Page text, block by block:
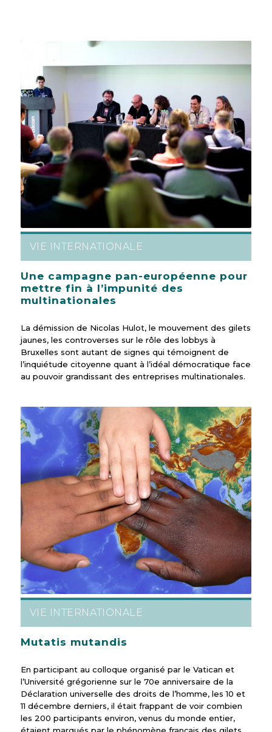
VIE INTERNATIONALE
Une campagne pan-européenne pour
mettre fin à l’impunité des
multinationales
La démission de Nicolas Hulot, le mouvement des gilets
jaunes, les controverses sur le rôle des lobbys à
Bruxelles sont autant de signes qui témoignent de
l’inquiétude citoyenne quant à l’idéal démocratique face
au pouvoir grandissant des entreprises multinationales.
VIE INTERNATIONALE
Mutatis mutandis
En participant au colloque organisé par le Vatican et
l’Université grégorienne sur le 70e anniversaire de la
Déclaration universelle des droits de l’homme, les 10 et
11 décembre derniers, il était frappant de voir combien
les 200 participants environ, venus du monde entier,
étaient marqués par le phénomène français des gilets